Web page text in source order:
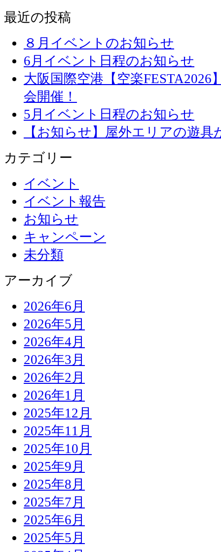
最近の投稿
８月イベントのお知らせ
6月イベント日程のお知らせ
大阪国際空港【空楽
会開催！
5月イベント日程のお知らせ
【お知らせ】屋外エリアの遊
カテゴリー
イベント
イベント報告
お知らせ
キャンペーン
未分類
アーカイブ
2026年6月
2026年5月
2026年4月
2026年3月
2026年2月
2026年1月
2025年12月
2025年11月
2025年10月
2025年9月
2025年8月
2025年7月
2025年6月
2025年5月